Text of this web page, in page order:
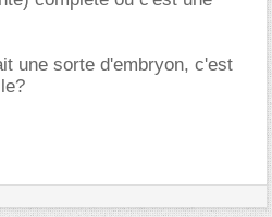
une sorte d'embryon, c'est